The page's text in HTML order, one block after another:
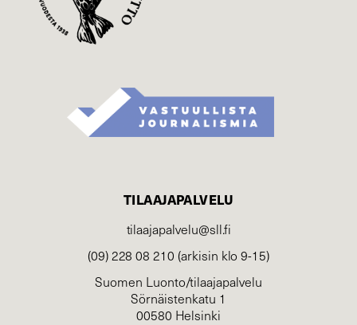
TILAAJAPALVELU
tilaajapalvelu@sll.fi
(09) 228 08 210 (arkisin klo 9-15)
Suomen Luonto/tilaajapalvelu
Sörnäistenkatu 1
00580 Helsinki